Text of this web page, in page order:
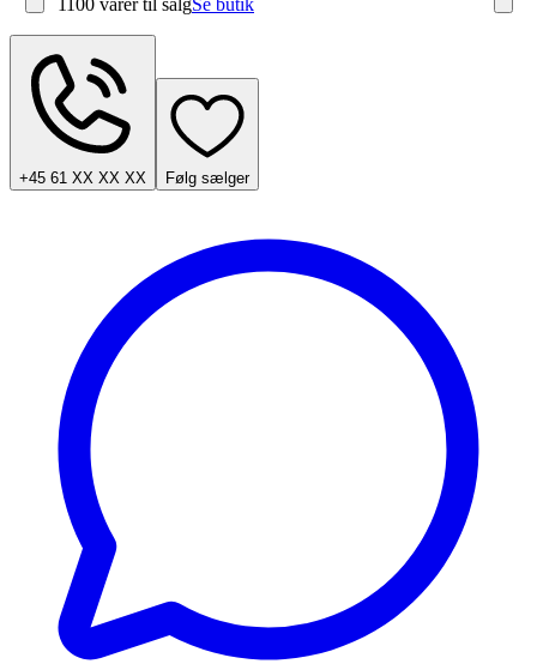
1100 varertil salgSe butik
+45 61 XX XX XX Følg sælger